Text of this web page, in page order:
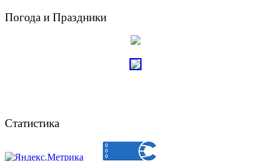
Погода и Праздники
Статистика